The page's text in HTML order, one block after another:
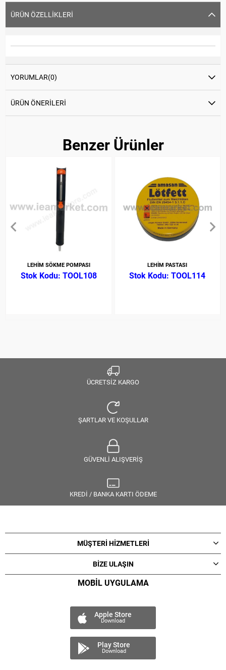
ÜRÜN ÖZELLIKLERI
YORUMLAR(0)
ÜRÜN ÖNERILERI
Benzer Ürünler
LEHİM SÖKME POMPASI
TOOL108
LEHİM PASTASI
TOOL114
ÜCRETSİZ KARGO
ŞARTLAR VE KOŞULLAR
GÜVENLİ ALIŞVERİŞ
KREDİ / BANKA KARTI ÖDEME
MÜŞTERİ HİZMETLERİ
BİZE ULAŞIN
MOBİL UYGULAMA
Apple Store
Download
Play Store
Download